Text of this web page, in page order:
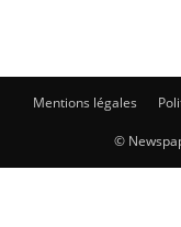
Mentions légales
©